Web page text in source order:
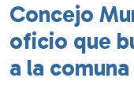
Concejo
oficio que
a la comuna